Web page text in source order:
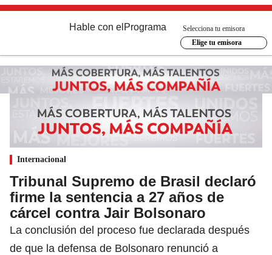
Hable con el Programa
Selecciona tu emisora
Elige tu emisora
Internacional
Tribunal Supremo de Brasil declaró
firme la sentencia a 27 años de
cárcel contra Jair Bolsonaro
La conclusión del proceso fue declarada después
de que la defensa de Bolsonaro renunció a